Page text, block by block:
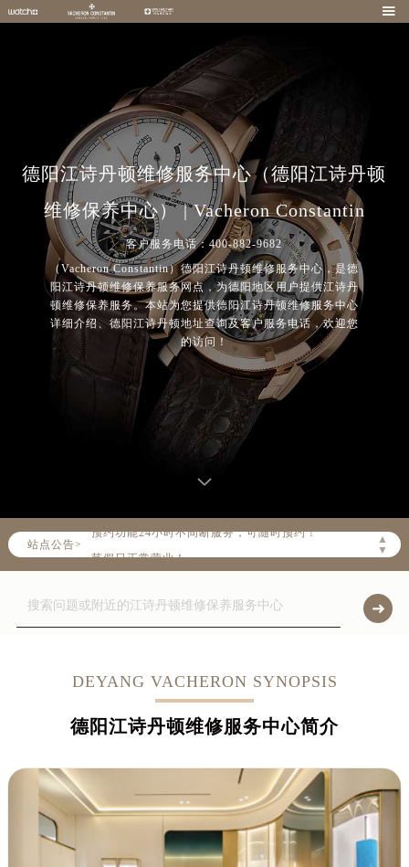

德阳江诗丹顿维修服务中心（德阳江诗丹顿
维修保养中心） | Vacheron Constantin
客户服务电话：400-882-9682
（Vacheron Constantin）德阳江诗丹顿维修服务中心，是德
阳江诗丹顿维修保养服务网点，为德阳地区用户提供江诗丹
顿维修保养服务。本站为您提供德阳江诗丹顿维修服务中心
详细介绍、德阳江诗丹顿地址查询及客户服务电话，欢迎您
的访问！
站点公告>
▲
▼
预约功能24小时不间断服务，可随时预约！
DEYANG VACHERON SYNOPSIS
德阳江诗丹顿维修服务中心简介